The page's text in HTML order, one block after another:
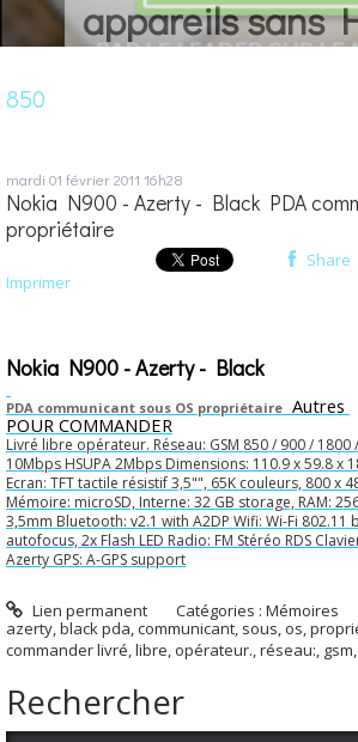
appareils sans
850
mardi 01 février 2011 16h28
Nokia N900 - Azerty - Black PDA
propriétaire
Share
Imprimer
Nokia N900 - Azerty - Black
PDA communicant sous OS propriétaire Autres
POUR COMMANDER
Livré libre opérateur. Réseau: GSM 850 / 900 / 1800
10Mbps HSUPA 2Mbps Dimensions: 110.9 x 59.8 x
Ecran: TFT tactile résistif 3,5"", 65K couleurs, 800 x
Mémoire: microSD, Interne: 32 GB storage, RAM:
3,5mm Bluetooth: v2.1 with A2DP Wifi: Wi-Fi 802.11
autofocus, 2x Flash LED Radio: FM Stéréo RDS
Azerty GPS: A-GPS support
Lien permanent Catégories :Mémoires
azerty black pda communicant sous os
commander livré libre opérateur. réseau: gsm
Rechercher